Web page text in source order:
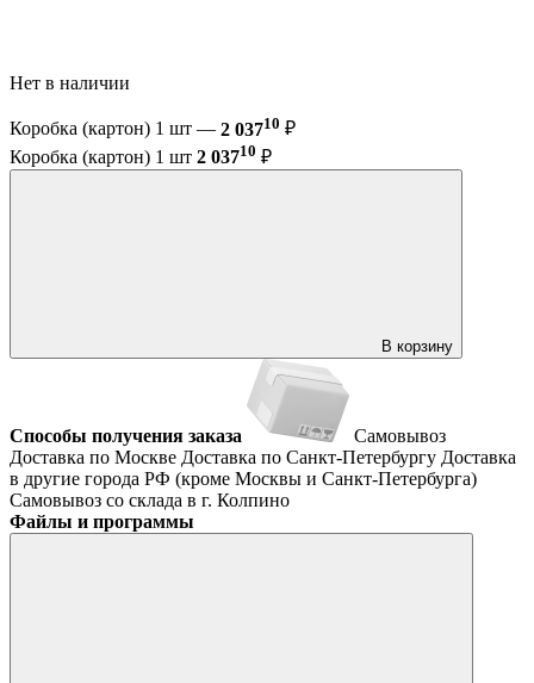
Нет в наличии
Коробка (картон) 1 шт — 2 03710 ₽
Коробка (картон) 1 шт 2 03710 ₽
В корзину
Способы получения заказа
Самовывоз
Доставка по Москве Доставка по Санкт-Петербургу Доставка
в другие города РФ (кроме Москвы и Санкт-Петербурга)
Самовывоз со склада в г. Колпино
Файлы и программы